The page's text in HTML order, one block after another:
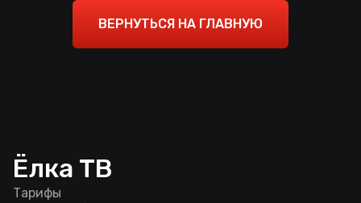
ВЕРНУТЬСЯ НА ГЛАВНУЮ
Ёлка ТВ
Тарифы